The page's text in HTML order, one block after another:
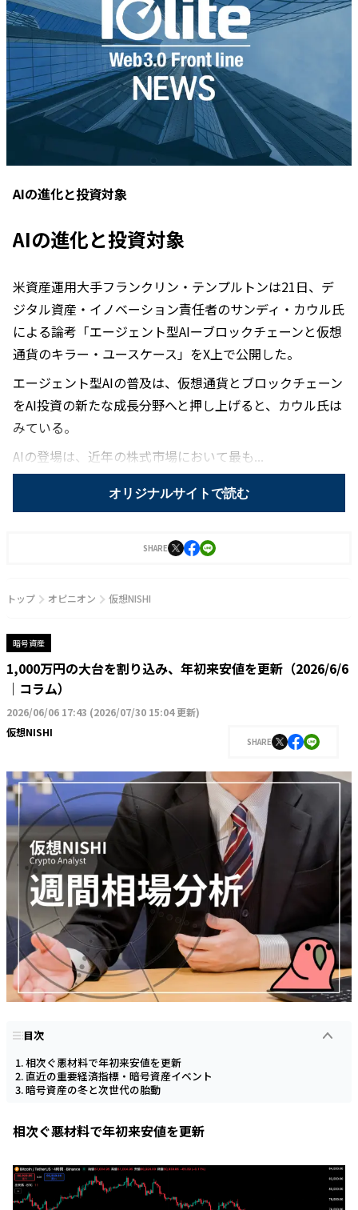
AIの進化と投資対象
AIの進化と投資対象
米資産運用大手フランクリン・テンプルトンは21日、デ
ジタル資産・イノベーション責任者のサンディ・カウル氏
による論考「エージェント型AIーブロックチェーンと仮想
通貨のキラー・ユースケース」をX上で公開した。
エージェント型AIの普及は、仮想通貨とブロックチェーン
をAI投資の新たな成長分野へと押し上げると、カウル氏は
みている。
AIの登場は、近年の株式市場において最も...
オリジナルサイトで読む
SHARE
トップ オピニオン 仮想NISHI
暗号資産
1,000万円の大台を割り込み、年初来安値を更新（2026/6/6
｜コラム）
2026/06/06 17:43 (2026/07/30 15:04 更新)
仮想NISHI
SHARE
目次
相次ぐ悪材料で年初来安値を更新
直近の重要経済指標・暗号資産イベント
暗号資産の冬と次世代の胎動
相次ぐ悪材料で年初来安値を更新